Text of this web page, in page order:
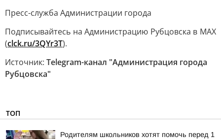
Пресс-служба Администрации города
Подписывайтесь на Администрацию Рубцовска в MAX
(clck.ru/3QYr3T).
Источник: Telegram-канал "Администрация города
Рубцовска"
ТОП
Родителям школьников хотят помочь перед 1